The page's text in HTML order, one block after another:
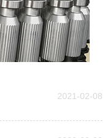
2021-02-08